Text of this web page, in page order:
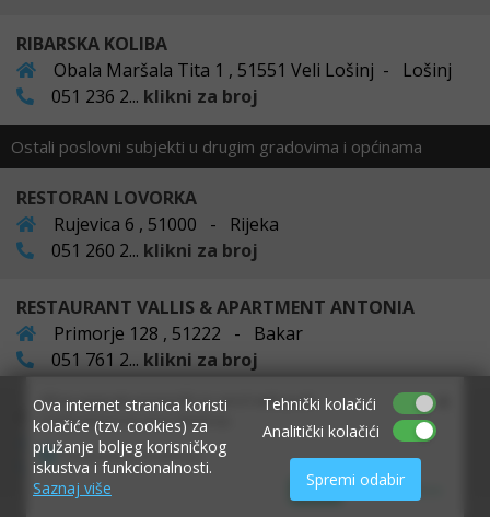
Allow www.ekvarner.info to send web push
notifications to your desktop.
Powered by SendPulse
Don't allow
Allow
×
RIBARSKA KOLIBA
Obala Maršala Tita 1 , 51551 Veli Lošinj - Lošinj
051 236 2... klikni za broj
Ostali poslovni subjekti u drugim gradovima i općinama
RESTORAN LOVORKA
Rujevica 6 , 51000 - Rijeka
051 260 2... klikni za broj
RESTAURANT VALLIS & APARTMENT ANTONIA
Primorje 128 , 51222 - Bakar
051 761 2... klikni za broj
A. H. M. DRAGA d.o.o.
Sv. Jelena 5 , 51418 - Mošćenička Draga
051/29008...klikni za broj
Ova internet stranica koristi
kolačiće (tzv. cookies) za
pružanje boljeg korisničkog
iskustva i funkcionalnosti.
Saznaj više
Tehnički kolačići
Analitički kolačići
Spremi odabir